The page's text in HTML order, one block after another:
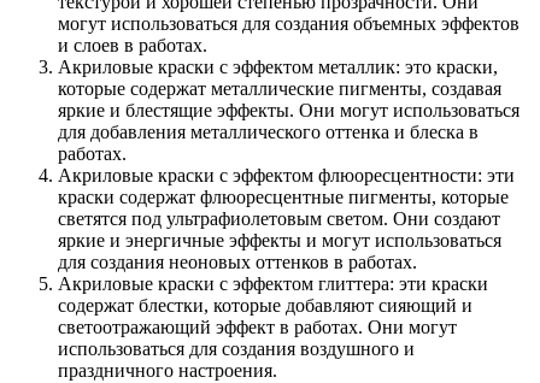
могут использоваться для создания объемных эффектов
и слоев в работах.
Акриловые краски с эффектом металлик: это краски,
которые содержат металлические пигменты, создавая
яркие и блестящие эффекты. Они могут использоваться
для добавления металлического оттенка и блеска в
работах.
Акриловые краски с эффектом флюоресцентности: эти
краски содержат флюоресцентные пигменты, которые
светятся под ультрафиолетовым светом. Они создают
яркие и энергичные эффекты и могут использоваться
для создания неоновых оттенков в работах.
Акриловые краски с эффектом глиттера: эти краски
содержат блестки, которые добавляют сияющий и
светоотражающий эффект в работах. Они могут
использоваться для создания воздушного и
праздничного настроения.